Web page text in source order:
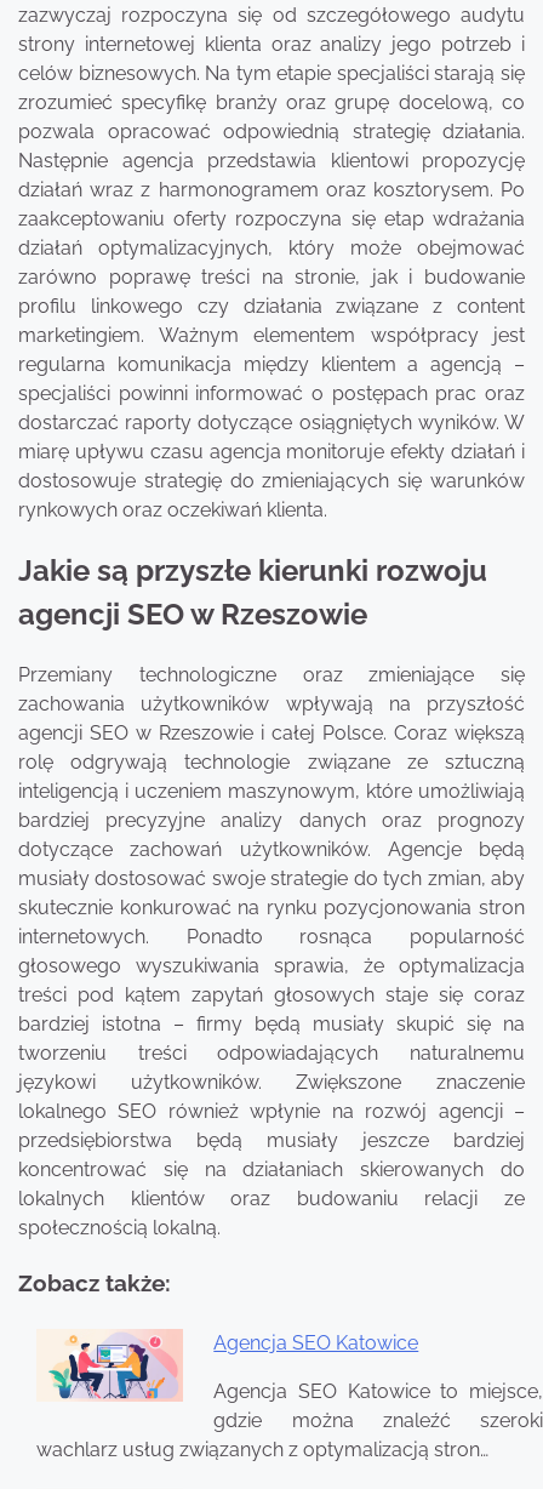
zazwyczaj rozpoczyna się od szczegółowego audytu
strony internetowej klienta oraz analizy jego potrzeb i
celów biznesowych. Na tym etapie specjaliści starają się
zrozumieć specyfikę branży oraz grupę docelową, co
pozwala opracować odpowiednią strategię działania.
Następnie agencja przedstawia klientowi propozycję
działań wraz z harmonogramem oraz kosztorysem. Po
zaakceptowaniu oferty rozpoczyna się etap wdrażania
działań optymalizacyjnych, który może obejmować
zarówno poprawę treści na stronie, jak i budowanie
profilu linkowego czy działania związane z content
marketingiem. Ważnym elementem współpracy jest
regularna komunikacja między klientem a agencją –
specjaliści powinni informować o postępach prac oraz
dostarczać raporty dotyczące osiągniętych wyników. W
miarę upływu czasu agencja monitoruje efekty działań i
dostosowuje strategię do zmieniających się warunków
rynkowych oraz oczekiwań klienta.
Jakie są przyszłe kierunki rozwoju
agencji SEO w Rzeszowie
Przemiany technologiczne oraz zmieniające się
zachowania użytkowników wpływają na przyszłość
agencji SEO w Rzeszowie i całej Polsce. Coraz większą
rolę odgrywają technologie związane ze sztuczną
inteligencją i uczeniem maszynowym, które umożliwiają
bardziej precyzyjne analizy danych oraz prognozy
dotyczące zachowań użytkowników. Agencje będą
musiały dostosować swoje strategie do tych zmian, aby
skutecznie konkurować na rynku pozycjonowania stron
internetowych. Ponadto rosnąca popularność
głosowego wyszukiwania sprawia, że optymalizacja
treści pod kątem zapytań głosowych staje się coraz
bardziej istotna – firmy będą musiały skupić się na
tworzeniu treści odpowiadających naturalnemu
językowi użytkowników. Zwiększone znaczenie
lokalnego SEO również wpłynie na rozwój agencji –
przedsiębiorstwa będą musiały jeszcze bardziej
koncentrować się na działaniach skierowanych do
lokalnych klientów oraz budowaniu relacji ze
społecznością lokalną.
Zobacz także:
Agencja SEO Katowice
Agencja SEO Katowice to miejsce,
gdzie można znaleźć szeroki
wachlarz usług związanych z optymalizacją stron…
Nawigacja